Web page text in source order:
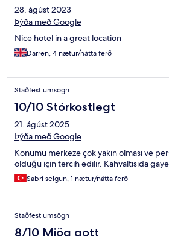
28. ágúst 2023
Þýða með Google
Nice hotel in a great location
Darren, 4 nætur/nátta ferð
Staðfest umsögn
10/10 Stórkostlegt
21. ágúst 2025
Þýða með Google
Konumu merkeze çok yakın olması ve
olduğu için tercih edilir. Kahvaltısıda
Sabri selgun, 1 nætur/nátta ferð
Staðfest umsögn
8/10 Mjög gott